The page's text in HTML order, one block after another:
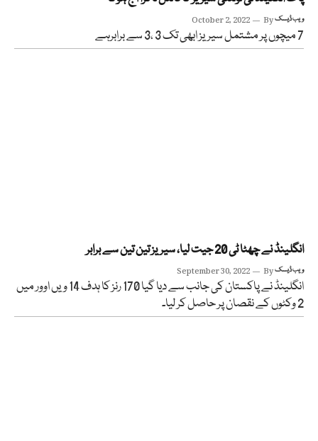
October 2, 2022 Byویب ڈیسک
7 میچوں پر مشتمل سیریز ابھی تک 3 ،3 سے برابرہے
انگلینڈ نے چھٹا ٹی 20 جیت لیا، سیریز تین تین سے برابر
September 30, 2022 Byویب ڈیسک
انگلینڈ نے پاکستان کی جانب سے دیا گیا 170 رنز کا ہدف 14 ویں اوور میں
2 وکٹوں کے نقصان پر حاصل کر لیا۔